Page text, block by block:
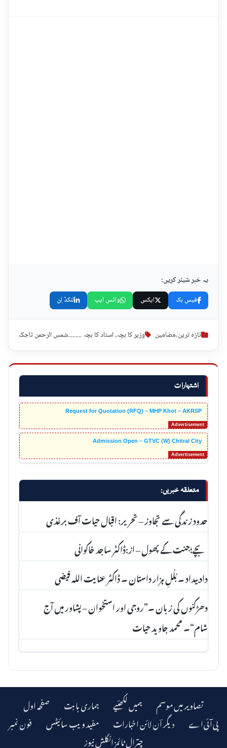
اشتہارات
Request for Quotation (RFQ) – MHP Khot – AKRSP
Admission Open – GTVC (W) Chitral City
متعلقہ خبریں:
حدود زندگی سے تجاوز – تحریر: اقبال حیات آف برغذی
بچے؛جنت کے پھول – از:ڈاکٹر ساجد خاکوانی
داد بیداد ۔ بُلُلِ ہزار داستان ۔ ڈاکٹر عنا یت اللہ فیضی
دھڑکنوں کی زبان ۔”روجی اور استخوان – پشاور میں آج
شام“۔ محمد جاوید حیات
یہ خبر شیئر کریں:
فیس بک ایکس واٹس ایپ لنکڈ اِن
تازہ ترین,مضامین وزیر کا بچہ، استاد کا بچہ .........شمس الرحمن تاجک
صفحہ اول ہماری بابت ہمیں لکھئیے
تصاویر میں موسم
فون نمبر
مفید ویب سائیٹس دیگر اؔن لائن اخبارات
چترال ٹائمز انگلش نیوز